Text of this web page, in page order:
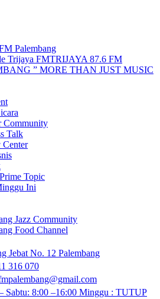
Palembang
TRIJAYA 87.6 FM
” MORE THAN JUST MUSIC
Community
Talk
Center
Topic
Ini
Jazz Community
Food Channel
Jebat No. 12 Palembang
316 070
Sabtu: 8:00 –16:00 Minggu : TUTUP